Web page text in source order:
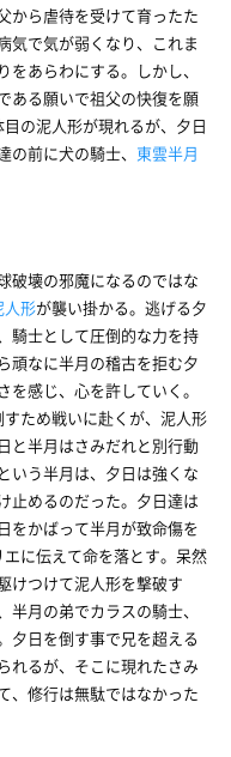
から虐待を受けて育ったた
気で気が弱くなり、これま
あらわにする。しかし、
ある願いで祖父の快復を願
の泥人形が現れるが、夕日
前に犬の騎士、 東雲半月
破壊の邪魔になるのではな
人形が襲い掛かる。逃げる夕
騎士として圧倒的な力を持
頑なに半月の稽古を拒む夕
感じ、心を許していく。
ため戦いに赴くが、泥人形
と半月はさみだれと別行動
いう半月は、夕日は強くな
止めるのだった。夕日達は
をかばって半月が致命傷を
に伝えて命を落とす。呆然
けつけて泥人形を撃破す
月の弟でカラスの騎士、
夕日を倒す事で兄を超える
れるが、そこに現れたさみ
、修行は無駄ではなかった